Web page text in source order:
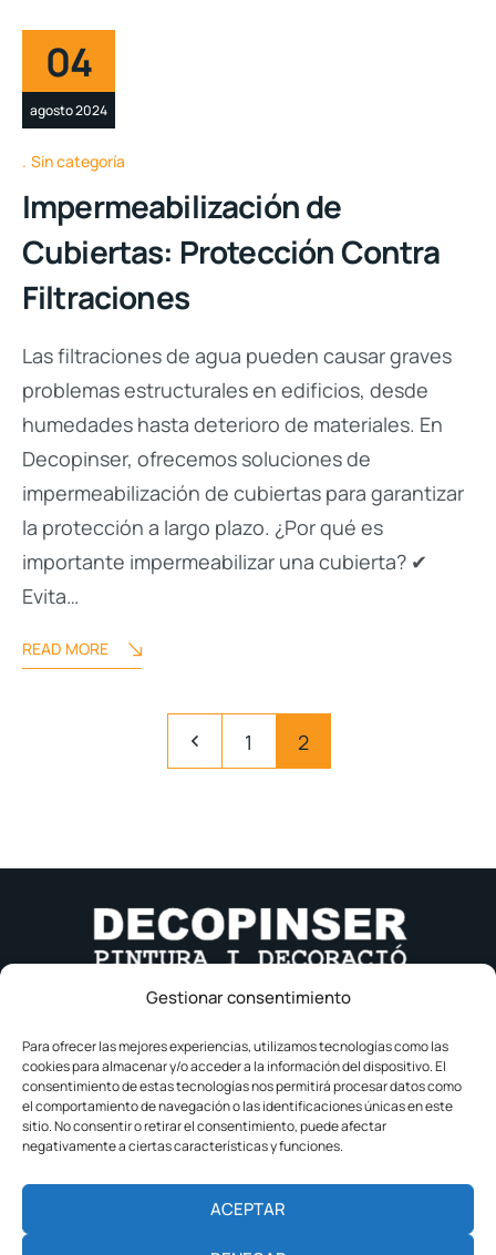
Gestionar consentimiento
Para ofrecer las mejores experiencias, utilizamos tecnologías como las
cookies para almacenar y/o acceder a la información del dispositivo. El
consentimiento de estas tecnologías nos permitirá procesar datos como
el comportamiento de navegación o las identificaciones únicas en este
sitio. No consentir o retirar el consentimiento, puede afectar
negativamente a ciertas características y funciones.
ACEPTAR
04
agosto 2024
Sin categoría
Impermeabilización de
Cubiertas: Protección Contra
Filtraciones
Las filtraciones de agua pueden causar graves
problemas estructurales en edificios, desde
humedades hasta deterioro de materiales. En
Decopinser, ofrecemos soluciones de
impermeabilización de cubiertas para garantizar
la protección a largo plazo. ¿Por qué es
importante impermeabilizar una cubierta? ✔
Evita…
READ MORE
1 2
977 500 255
oscar@decopinser.com
Camí Barranc de l'Os, C-13 43520 Roquetes
Aviso Legal
Política de cookies